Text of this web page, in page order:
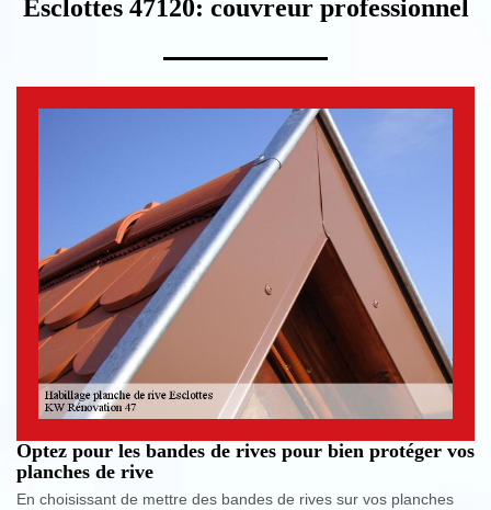
Esclottes 47120: couvreur professionnel
Optez pour les bandes de rives pour bien protéger vos
planches de rive
En choisissant de mettre des bandes de rives sur vos planches